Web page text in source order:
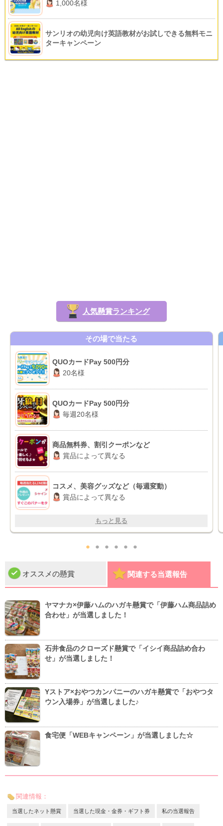
1,000名様
サンリオの幼児向け英語教材がお試しできる無料モニ
ターキャンペーン
人気懸賞ランキング
その場で当たる
QUOカードPay 500円分
20名様
QUOカードPay 500円分
毎週20名様
商品無料券、割引クーポンなど
賞品によって異なる
コスメ、美容グッズなど（毎週変動）
賞品によって異なる
もっと見る
● ● ● ● ● ●
オススメの懸賞 関連する当選報告
ヤマナカ×伊藤ハムのハガキ懸賞で「伊藤ハム商品詰め
合わせ」が当選しました！
石井食品のクローズド懸賞で「イシイ商品詰め合わ
せ」が当選しました！
Yストア×おやつカンパニーのハガキ懸賞で「おやつタ
ウン入場券」が当選しました♪
食宅便「WEBキャンペーン」が当選しました☆
関連情報：
当選したネット懸賞 当選した現金・金券・ギフト券 私の当選報告